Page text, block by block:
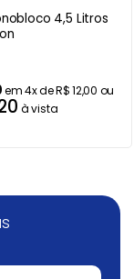
4,5 Litros
em4x deR$12,00 ou
à vista